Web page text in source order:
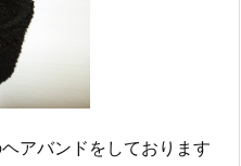
アバンドをしております